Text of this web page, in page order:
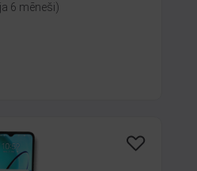
6 mēneši)